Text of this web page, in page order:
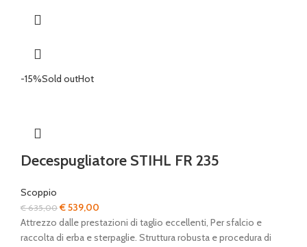
-15%Sold outHot
Decespugliatore STIHL FR 235
Scoppio
€635,00Il
prezzo
originale
€539,00
prezzo
attuale
Attrezzo dalle prestazioni di taglio eccellenti, Per sfalcio e
raccolta di erba e sterpaglie. Struttura robusta e procedura di